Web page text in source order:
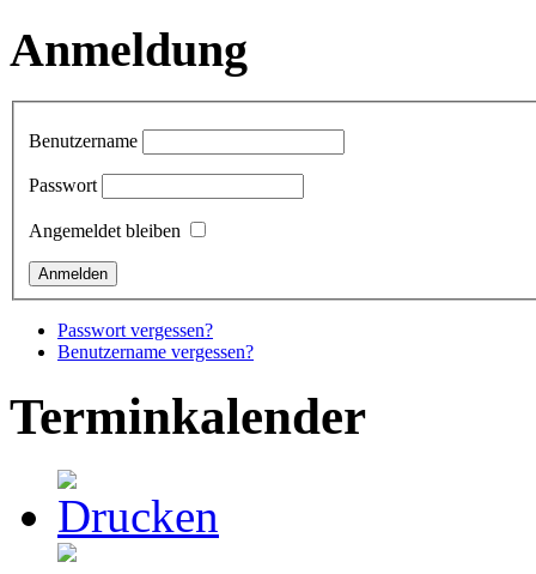
Anmeldung
Benutzername
Passwort
Angemeldet bleiben
Passwort vergessen?
Benutzername vergessen?
Terminkalender